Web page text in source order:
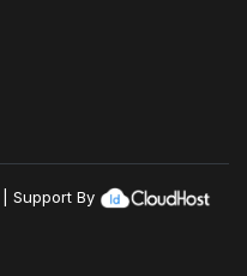
Support By